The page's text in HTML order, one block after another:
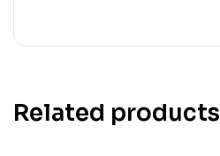
Related products